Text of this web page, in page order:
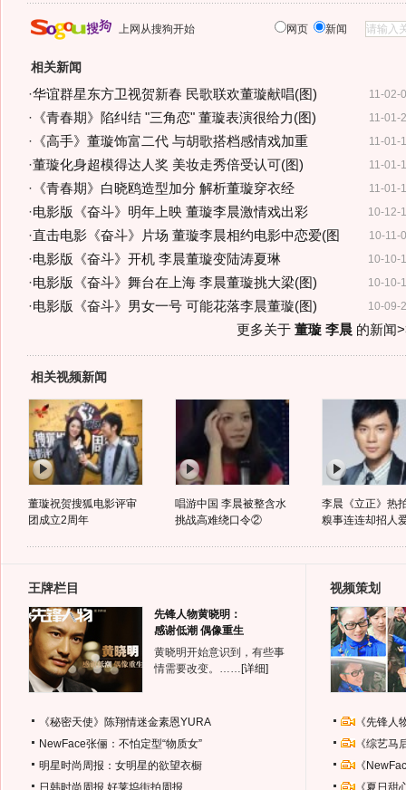
上网从搜狗开始 网页 新闻
相关新闻
11-02-
·华谊群星东方卫视贺新春 民歌联欢董璇献唱(图)
11-01-
· 《青春期》陷纠结 "三角恋" 董璇表演很给力(图)
11-01-
· 《高手》董璇饰富二代 与胡歌搭档感情戏加重
11-01-
·董璇化身超模得达人奖 美妆走秀倍受认可(图)
11-01-
· 《青春期》白晓鸥造型加分 解析董璇穿衣经
10-12-
·电影版《奋斗》明年上映 董璇李晨激情戏出彩
10-11-
·直击电影《奋斗》片场 董璇李晨相约电影中恋爱(图
10-10-
·电影版《奋斗》开机 李晨董璇变陆涛夏琳
10-10-
·电影版《奋斗》舞台在上海 李晨董璇挑大梁(图)
10-09-
·电影版《奋斗》男女一号 可能花落李晨董璇(图)
更多关于 董璇 李晨的新闻
相关视频新闻
董璇祝贺搜狐电影评审
团成立2周年
唱游中国 李晨被整含水
挑战高难绕口令②
李晨《立正》热
糗事连连却招人
王牌栏目
先锋人物黄晓明：
感谢低潮 偶像重生
黄晓明开始意识到，有些事
情需要改变。…… [详细]
《秘密天使》陈翔情迷金素恩YURA
NewFace张俪：不怕定型“物质女”
明星时尚周报：女明星的欲望衣橱
日韩时尚周报 好莱坞街拍周报
视频策划
《先锋
《综艺
《
《夏日